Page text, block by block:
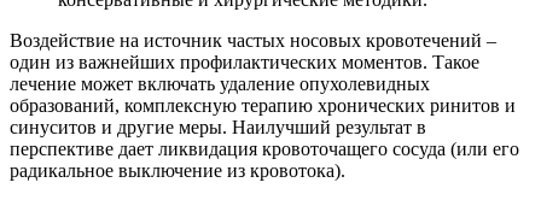
Воздействие на источник частых носовых кровотечений –
один из важнейших профилактических моментов. Такое
лечение может включать удаление опухолевидных
образований, комплексную терапию хронических ринитов и
синуситов и другие меры. Наилучший результат в
перспективе дает ликвидация кровоточащего сосуда (или его
радикальное выключение из кровотока).